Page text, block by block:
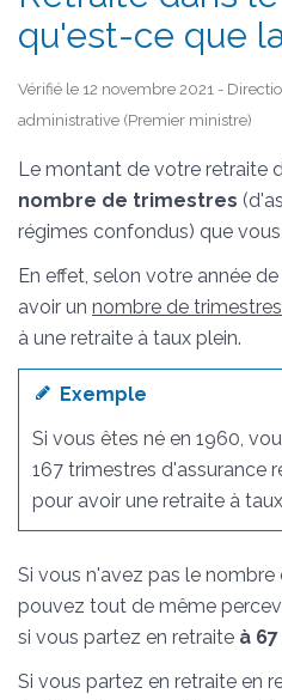
qu'est-ce que
Vérifié le 12 novembre 2021 -
administrative (Premier ministre)
Le montant de votre retraite
nombre de trimestres
régimes confondus) que
En effet, selon votre année
avoir un nombre de
à une retraite à taux plein.
Exemple
Si vous êtes né en 1960,
167 trimestres d'assurance
pour avoir une retraite à
Si vous n'avez pas le
pouvez tout de même
si vous partez en retraite à
Si vous partez en retraite en